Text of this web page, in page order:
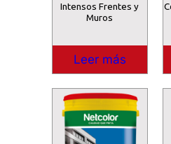
Intensos Frentes y
Muros
Leer más